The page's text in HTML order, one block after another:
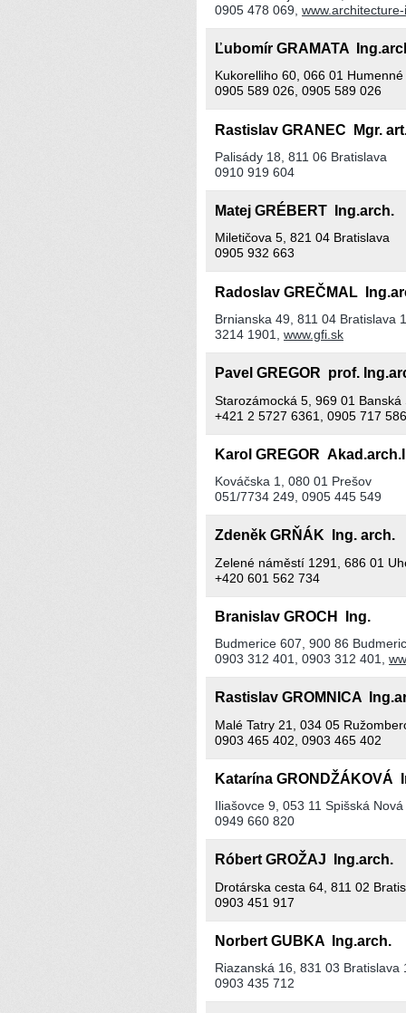
0905 478 069,
Ľubomír GRAMATA
Kukorelliho 60, 066 01 Humenné
0905 589 026, 0905 589 026
Rastislav GRANEC Mgr.
Palisády 18, 811 06 Bratislava
0910 919 604
Matej GRÉBERT Ing.arch.
Miletičova 5, 821 04 Bratislava
0905 932 663
Radoslav GREČMAL
Brnianska 49, 811 04 Bratislava 1
3214 1901, www.gfi.sk
Pavel GREGOR prof.
Starozámocká 5, 969 01 Banská
+421 2 5727 6361, 0905 717
Karol GREGOR
Kováčska 1, 080 01 Prešov
051/7734 249, 0905 445 549
Zdeněk GRŇÁK Ing. arch.
Zelené náměstí 1291, 686 01
+420 601 562 734
Branislav GROCH Ing.
Budmerice 607, 900 86
0903 312 401, 0903 312 401,
Rastislav GROMNICA
Malé Tatry 21, 034 05
0903 465 402, 0903 465 402
Katarína GRONDŽÁKOVÁ
Iliašovce 9, 053 11 Spišská Nová
0949 660 820
Róbert GROŽAJ Ing.arch.
Drotárska cesta 64, 811 02
0903 451 917
Norbert GUBKA Ing.arch.
Riazanská 16, 831 03 Bratislava
0903 435 712